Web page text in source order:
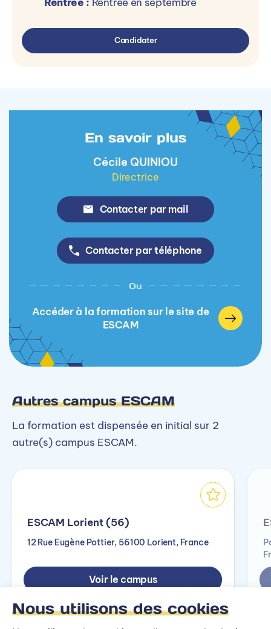
Nous utilisons des cookies
Candidater
En savoir plus
Cécile QUINIOU
Directrice
Contacter par mail
Contacter par téléphone
Ou
Accéder à la formation sur le site de
ESCAM
Autres campus ESCAM
La formation est dispensée en initial sur 2
autre(s) campus ESCAM.
ESCAM Lorient (56)
12 Rue Eugène Pottier, 56100 Lorient, France
Voir le campus